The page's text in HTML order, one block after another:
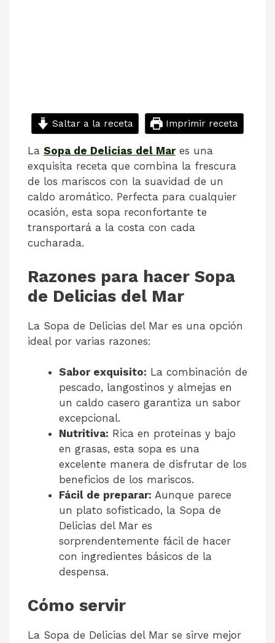
Saltar a la receta Imprimir receta
La Sopa de Delicias del Mares una
exquisita receta que combina la frescura
de los mariscos con la suavidad de un
caldo aromático. Perfecta para cualquier
ocasión, esta sopa reconfortante te
transportará a la costa con cada
cucharada.
Razones para hacer Sopa
de Delicias del Mar
La Sopa de Delicias del Mar es una opción
ideal por varias razones:
Sabor exquisito: La combinación de
pescado, langostinos y almejas en
un caldo casero garantiza un sabor
excepcional.
Nutritiva: Rica en proteínas y bajo
en grasas, esta sopa es una
excelente manera de disfrutar de los
beneficios de los mariscos.
Fácil de preparar: Aunque parece
un plato sofisticado, la Sopa de
Delicias del Mar es
sorprendentemente fácil de hacer
con ingredientes básicos de la
despensa.
Cómo servir
La Sopa de Delicias del Mar se sirve mejor